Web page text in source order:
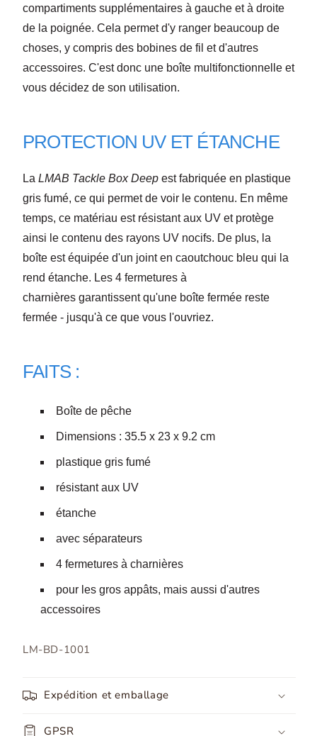
compartiments supplémentaires à gauche et à droite
de la poignée. Cela permet d'y ranger beaucoup de
choses, y compris des bobines de fil et d'autres
accessoires. C'est donc une boîte multifonctionnelle et
vous décidez de son utilisation.
PROTECTION UV ET ÉTANCHE
La LMAB Tackle Box Deep est fabriquée en plastique
gris fumé, ce qui permet de voir le contenu. En même
temps, ce matériau est résistant aux UV et protège
ainsi le contenu des rayons UV nocifs. De plus, la
boîte est équipée d'un joint en caoutchouc bleu qui la
rend étanche. Les 4 fermetures à
charnières garantissent qu'une boîte fermée reste
fermée - jusqu'à ce que vous l'ouvriez.
FAITS :
Boîte de pêche
Dimensions : 35.5 x 23 x 9.2 cm
plastique gris fumé
résistant aux UV
étanche
avec séparateurs
4 fermetures à charnières
pour les gros appâts, mais aussi d'autres
accessoires
SKU:
LM-BD-1001
Expédition et emballage
GPSR